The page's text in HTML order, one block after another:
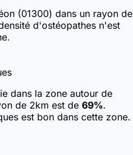
(01300) dans un rayon de
d'ostéopathes n'est
dans la zone autour de
de 2km est de 69%.
est bon dans cette zone.